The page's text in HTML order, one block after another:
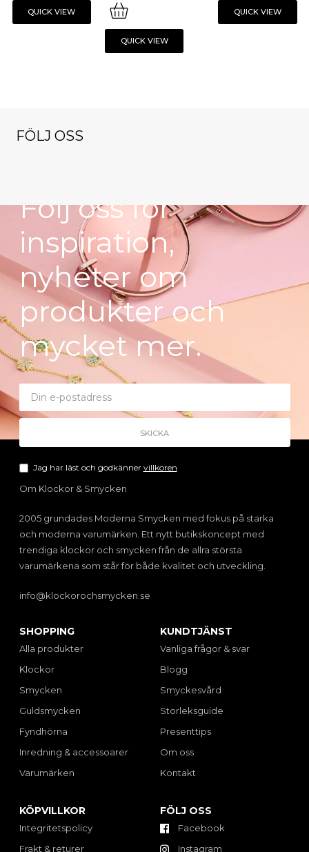
QUICK VIEW QUICK VIEW
QUICK VIEW
FÖLJ OSS
Nov 16 Okt 27
Följ oss för
inspiration,
nyheter om
produkter och
mycket mer.
Jag har läst och godkänner villkoren
Om Klockor & Smycken
2005 grundades Moderna Smycken med fokus på starka
och moderna varumärken. Ett nytt butikskoncept med
trendiga klockor och smycken från de allra största
varumärkena som står för både kvalitet och utveckling.
info@klockorochsmycken.se
SHOPPING
Alla produkter
Klockor
Smycken
Guldsmycken
Fyndhörna
Inredning & accessoarer
Varumärken
KUNDTJÄNST
Vanliga frågor & svar
Blogg
Smyckesvård
Storleksguide
Presenttips
Om oss
Kontakt
KÖPVILLKOR
Integritetspolicy
Frakt & returer
FÖLJ OSS
Facebook
Instagram